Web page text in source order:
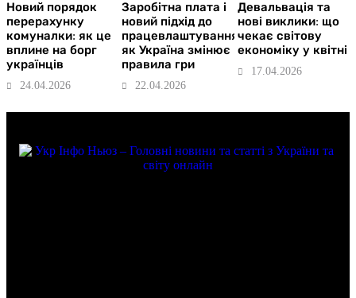
Новий порядок
перерахунку
комуналки: як це
вплине на борг
українців
24.04.2026
Заробітна плата і
новий підхід до
працевлаштування:
як Україна змінює
правила гри
22.04.2026
Девальвація та
нові виклики: що
чекає світову
економіку у квітні
17.04.2026